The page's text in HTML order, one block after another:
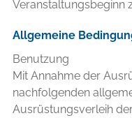
Veranstaltungsbeginn
Allgemeine
Benutzung
Mit Annahme der
nachfolgenden
Ausrüstungsverleih